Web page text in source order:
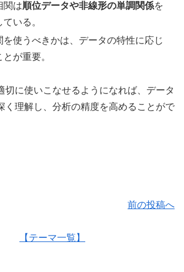
関は順位データや非線形の単調関係を
いる。
を使うべきかは、データの特性に応じ
が重要。
切に使いこなせるようになれば、データ
く理解し、分析の精度を高めることがで
前の投稿へ
【テーマ一覧】